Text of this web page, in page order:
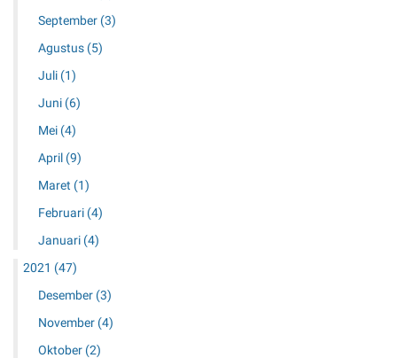
September (3)
Agustus (5)
Juli (1)
Juni (6)
Mei (4)
April (9)
Maret (1)
Februari (4)
Januari (4)
2021 (47)
Desember (3)
November (4)
Oktober (2)